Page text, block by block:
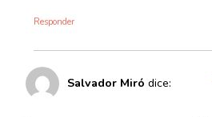
Responder
Salvador Miró dice: